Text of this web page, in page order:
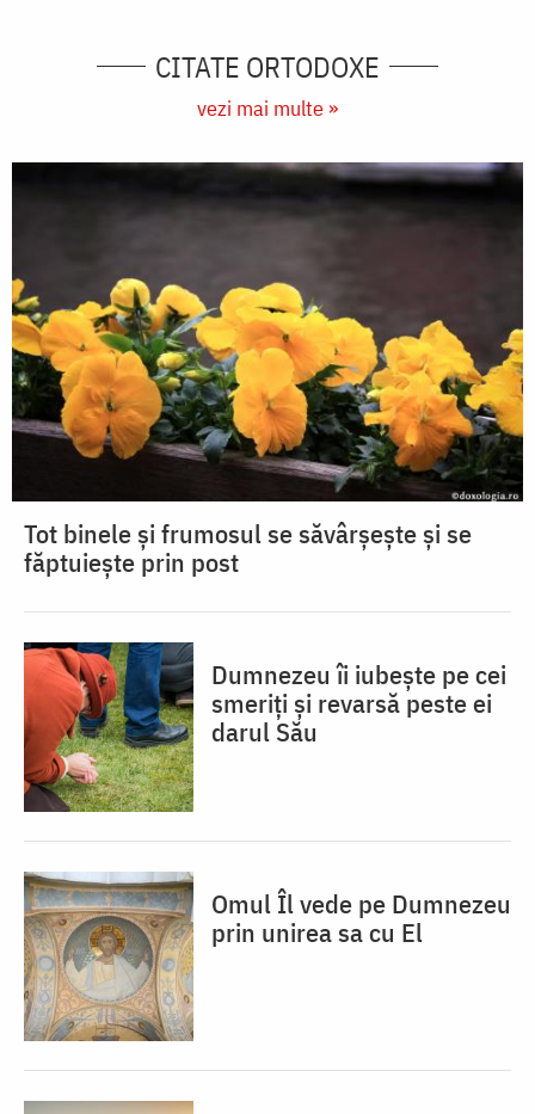
CITATE ORTODOXE
vezi mai multe »
Tot binele și frumosul se săvârșește și se
făptuiește prin post
Dumnezeu îi iubește pe cei
smeriți și revarsă peste ei
darul Său
Omul Îl vede pe Dumnezeu
prin unirea sa cu El